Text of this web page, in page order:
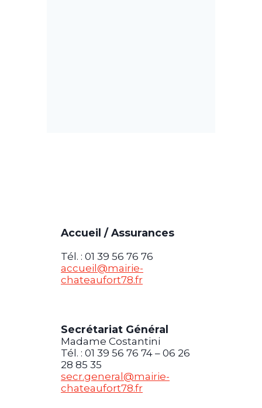
Accueil / Assurances
Tél. : 01 39 56 76 76
accueil@mairie-
chateaufort78.fr
Secrétariat Général
Madame Costantini
Tél. : 01 39 56 76 74 – 06 26
28 85 35
secr.general@mairie-
chateaufort78.fr